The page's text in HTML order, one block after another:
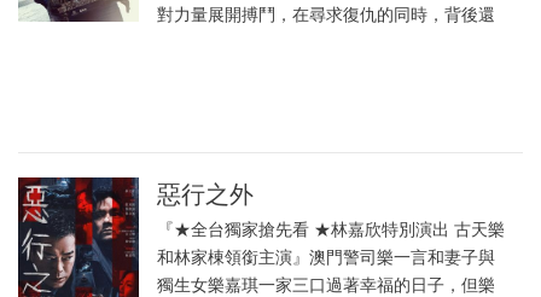
對力量展開搏鬥，在尋求復仇的同時，背後還
惡行之外
『★全台獨家搶先看 ★林嘉欣特別演出 古天樂
和林家棟領銜主演』澳門警司樂一言和妻子與
獨生女樂嘉琪一家三口過著幸福的日子，但樂